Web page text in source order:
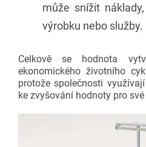
může snížit
výrobku nebo služby.
Celkově se hodnota
ekonomického životního
protože společnosti
ke zvyšování hodnoty pro